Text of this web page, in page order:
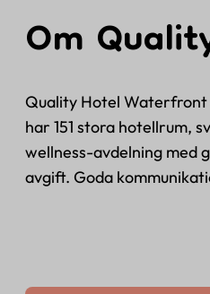
Om
Quality Hotel Waterfront
har 151 stora hotellrum,
wellness-avdelning med
avgift. Goda